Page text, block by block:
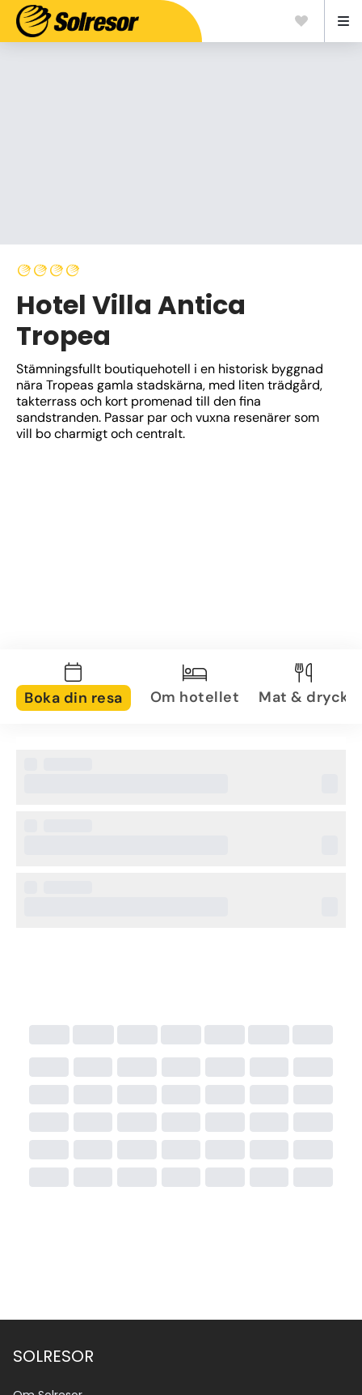
Hotel Villa Antica
Tropea
Stämningsfullt boutiquehotell i en historisk byggnad
nära Tropeas gamla stadskärna, med liten trädgård,
takterrass och kort promenad till den fina
sandstranden. Passar par och vuxna resenärer som
vill bo charmigt och centralt.
Boka din resa Om hotellet Mat & dryck
SOLRESOR